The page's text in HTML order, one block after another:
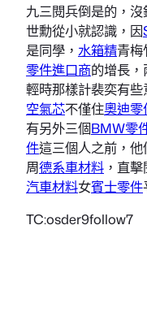
九三閱兵倒是的，沒
世勳從小就認識，因
是同學， 水箱精青梅
零件進口商的增長
輕時那樣計裴奕有
空氣芯不僅住奧迪零
有另外三個BMW零
件這三個人之前，他
周德系車材料 ，直
汽車材料女賓士零件
TC:osder9follow7